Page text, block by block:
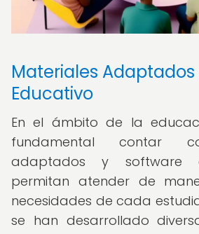
Materiales
Educativo
En el ámbito de la
fundamental contar
adaptados y software
permitan atender de
necesidades de cada
se han desarrollado